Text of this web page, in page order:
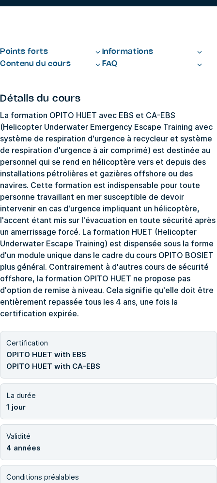
Points forts
Informations
Contenu du cours
FAQ
Détails du cours
La formation OPITO HUET avec EBS et CA-EBS
(Helicopter Underwater Emergency Escape Training avec
système de respiration d'urgence à recycleur et système
de respiration d'urgence à air comprimé) est destinée au
personnel qui se rend en hélicoptère vers et depuis des
installations pétrolières et gazières offshore ou des
navires. Cette formation est indispensable pour toute
personne travaillant en mer susceptible de devoir
intervenir en cas d'urgence impliquant un hélicoptère,
l'accent étant mis sur l'évacuation en toute sécurité après
un amerrissage forcé. La formation HUET (Helicopter
Underwater Escape Training) est dispensée sous la forme
d'un module unique dans le cadre du cours OPITO BOSIET
plus général. Contrairement à d'autres cours de sécurité
offshore, la formation OPITO HUET ne propose pas
d'option de remise à niveau. Cela signifie qu'elle doit être
entièrement repassée tous les 4 ans, une fois la
certification expirée.
Certification
OPITO HUET with EBS
OPITO HUET with CA-EBS
La durée
1 jour
Validité
4 années
Conditions préalables